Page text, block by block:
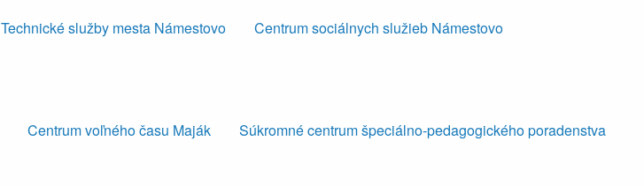
Technické služby mesta Námestovo
Centrum sociálnych služieb Námestovo
Centrum voľného času Maják
Súkromné centrum špeciálno-pedagogického poradenstva